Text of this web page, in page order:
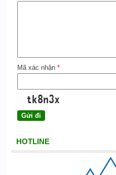
Mã xác nhận *
HOTLINE